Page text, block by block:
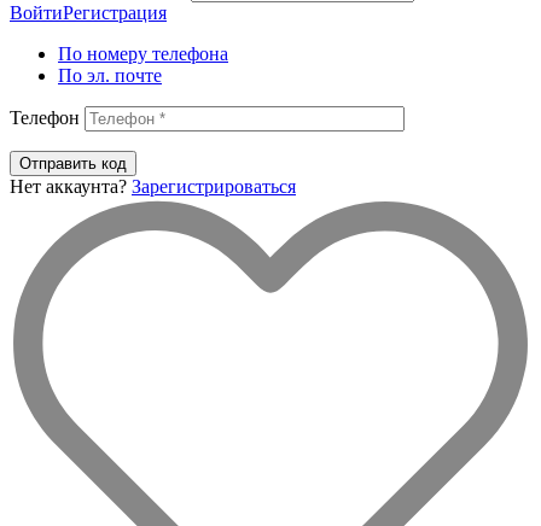
ВойтиРегистрация
По номеру телефона
По эл. почте
Телефон
Отправить код
Нет аккаунта? Зарегистрироваться